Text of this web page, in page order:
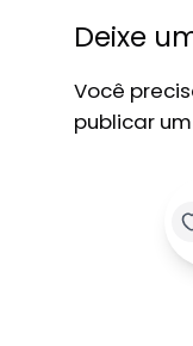
Deixe
Você
publicar